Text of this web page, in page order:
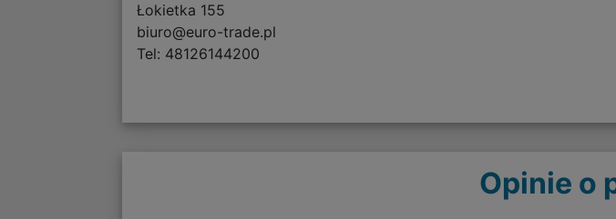
Łokietka 155
biuro@euro-trade.pl
Tel: 48126144200
Opinie o